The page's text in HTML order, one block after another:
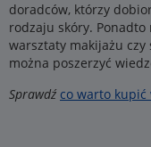
doradców, którzy
rodzaju skóry.
warsztaty makijażu
można poszerzyć
Sprawdź co warto kupić